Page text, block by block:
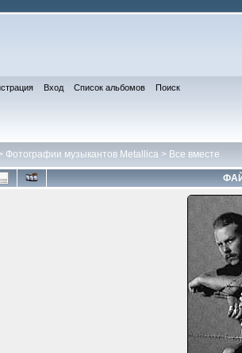
Вход Список альбомов Поиск
Фотографии музыкантов Metallica > Все вместе